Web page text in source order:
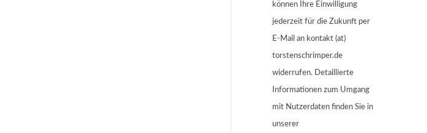
können Ihre Einwilligung
jederzeit für die Zukunft per
E-Mail an kontakt (at)
torstenschrimper.de
widerrufen. Detaillierte
Informationen zum Umgang
mit Nutzerdaten finden Sie in
unserer